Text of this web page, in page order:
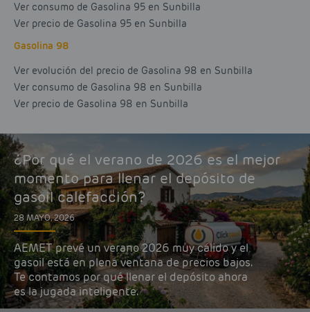
Ver consumo de Gasolina 95 en Sunbilla
Ver precio de Gasolina 95 en Sunbilla
Gasolina 98
Ver evolución del precio de Gasolina 98 en Sunbilla
Ver consumo de Gasolina 98 en Sunbilla
Ver precio de Gasolina 98 en Sunbilla
¿Por qué el verano de 2026 es el mejor
momento para llenar el depósito de
gasoil calefacción?
28 MAYO, 2026
AEMET prevé un verano 2026 muy cálido y el
gasoil está en plena ventana de precios bajos.
Te contamos por qué llenar el depósito ahora
es la jugada inteligente.